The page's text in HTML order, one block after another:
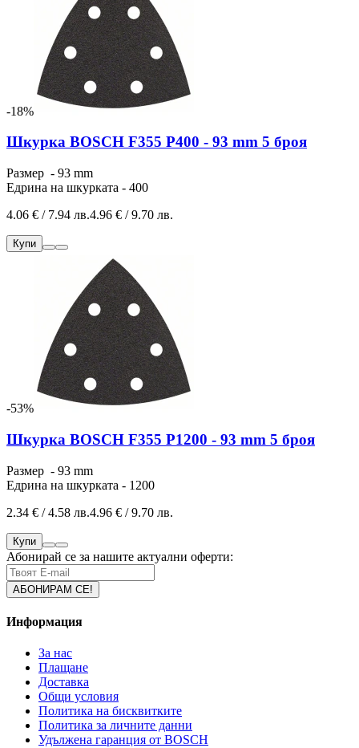
-18%
Шкурка BOSCH F355 P400 - 93 mm 5 броя
Размер - 93 mm
Едрина на шкурката - 400
4.06 € / 7.94 лв.4.96 € / 9.70 лв.
Купи
-53%
Шкурка BOSCH F355 P1200 - 93 mm 5 броя
Размер - 93 mm
Едрина на шкурката - 1200
2.34 € / 4.58 лв.4.96 € / 9.70 лв.
Купи
Абонирай се за нашите актуални оферти:
Информация
За нас
Плащане
Доставка
Общи условия
Политика на бисквитките
Политика за личните данни
Удължена гаранция от BOSCH